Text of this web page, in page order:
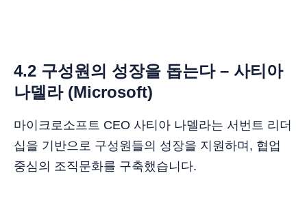
4.2 구성원의 성장을 돕는다 – 사티아
나델라 (Microsoft)
마이크로소프트 CEO 사티아 나델라는 서번트 리더
십을 기반으로 구성원들의 성장을 지원하며, 협업
중심의 조직문화를 구축했습니다.